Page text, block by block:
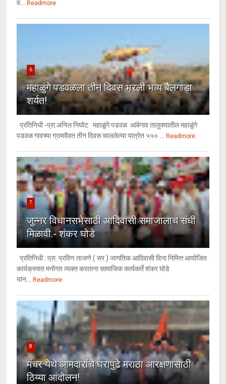
व...
Readmore
6
महाळुंगे पडवळला तीन दिवस भरली भव्य बैलगाडा
शर्यत!
प्रतिनिधी -प्रा.अनिल निघोट महाळुंगे पडवळ आंबेगाव तालुक्यातील महाळुंगे
पडवळ गावच्या ग्रामदैवत तीन दिवस चाललेल्या यात्रेत ५५० ...
Readmore
7
जुन्नर विधानसभेसाठी आदिवासी समाजालाच संधी
मिळावी.- शंकर घोडे
प्रतिनिधी : प्रा. प्रविण ताजणे ( सर ) जागतिक आदिवासी दिना निमित्त आयोजित
कार्यक्रमात मनोगत व्यक्त करताना सामाजिक कार्यकर्ते शंकर घोडे
यांन...
Readmore
8
मंचर येथे आमदारांचे घरापुढे मराठा आरक्षणासाठी
ठिय्या आंदोलन!